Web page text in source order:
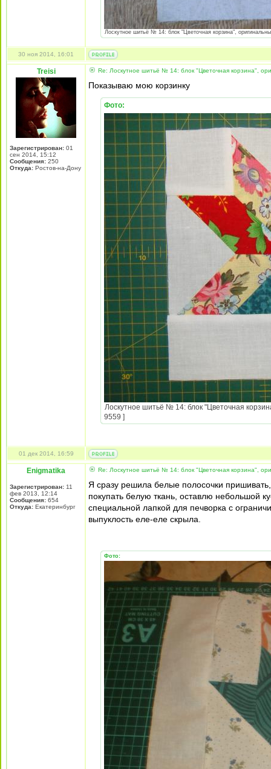
Лоскутное шитьё № 14: блок "Цветочная корзина",
30 ноя 2014, 16:01
Treisi
Зарегистрирован: 01
сен 2014, 15:12
Сообщения: 250
Откуда: Ростов-на-Дону
Re: Лоскутное шитьё № 14: блок "Цветочная корзина",
Показываю мою корзинку
Фото:
Лоскутное шитьё № 14: блок "Цветочная
9559 ]
01 дек 2014, 16:59
Enigmatika
Зарегистрирован: 11
фев 2013, 12:14
Сообщения: 654
Откуда: Екатеринбург
Re: Лоскутное шитьё № 14: блок "Цветочная корзина",
Я сразу решила белые полосочки
покупать белую ткань, оставлю небольшой
специальной лапкой для печворка с
выпуклость еле-еле скрыла.
Фото: